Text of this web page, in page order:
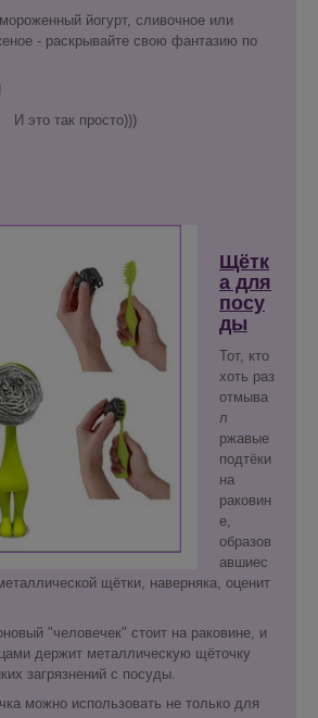
йогурт, сливочное или
- раскрывайте свою фантазию по
просто)))
Щётк
а для
посу
ды
Тот, кто
хоть раз
отмыва
л
ржавые
подтёки
на
раковин
е,
образов
авшиес
щётки, наверняка, оценит
"человечек" стоит на раковине, и
держит металлическую щёточку
загрязнений с посуды.
можно использовать не только для